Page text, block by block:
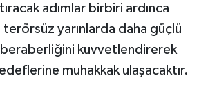
adımlar birbiri ardınca
terörsüz yarınlarda daha güçlü
kuvvetlendirerek
muhakkak ulaşacaktır.